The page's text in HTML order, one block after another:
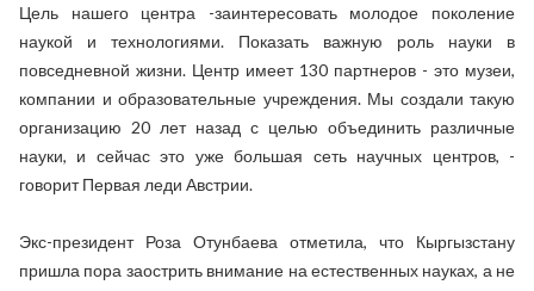
Цель нашего центра -заинтересовать молодое поколение
наукой и технологиями. Показать важную роль науки в
повседневной жизни. Центр имеет 130 партнеров - это музеи,
компании и образовательные учреждения. Мы создали такую
организацию 20 лет назад с целью объединить различные
науки, и сейчас это уже большая сеть научных центров, -
говорит Первая леди Австрии.
Экс-президент Роза Отунбаева отметила, что Кыргызстану
пришла пора заострить внимание на естественных науках, а не